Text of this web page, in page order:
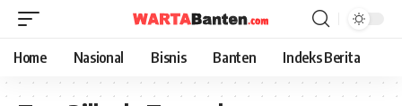
Home Nasional Bisnis Banten Indeks Berita